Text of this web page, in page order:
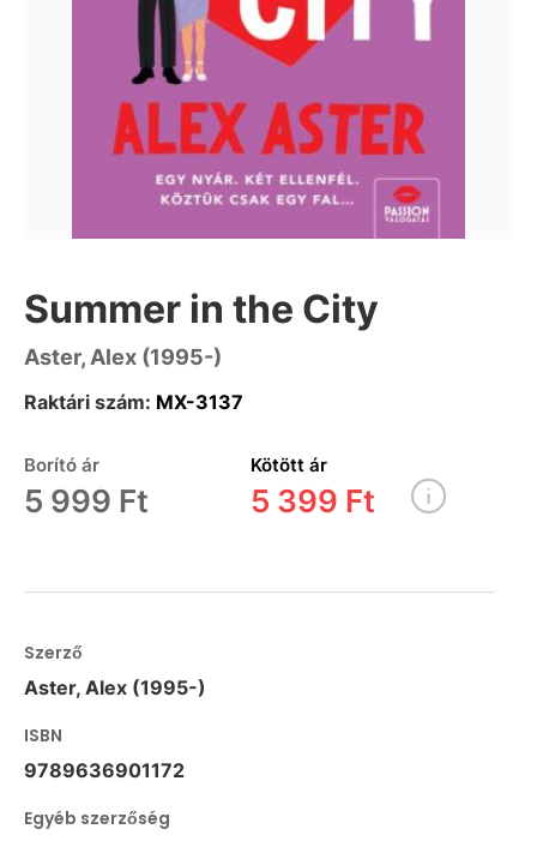
Summer in the City
Aster, Alex (1995-)
Raktári szám: MX-3137
Borító ár
5 999 Ft
Kötött ár
5 399 Ft
Szerző
Aster, Alex (1995-)
ISBN
9789636901172
Egyéb szerzőség